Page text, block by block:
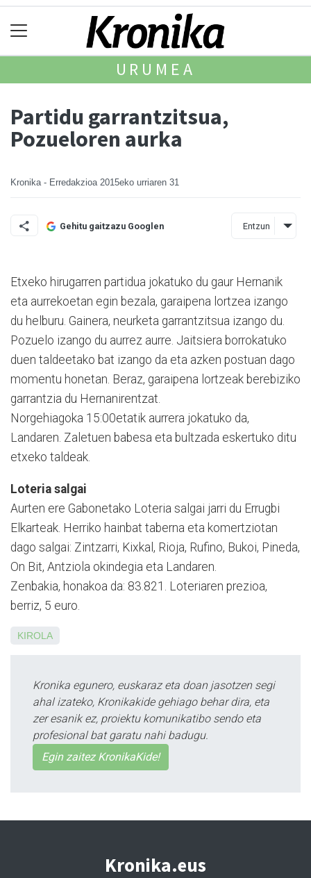
URUMEA
Partidu garrantzitsua,
Pozueloren aurka
Kronika - Erredakzioa 2015eko urriaren 31
Gehitu gaitzazu Googlen Entzun
Etxeko hirugarren partidua jokatuko du gaur Hernanik
eta aurrekoetan egin bezala, garaipena lortzea izango
du helburu. Gainera, neurketa garran­tzitsua izango du.
Pozuelo izango du aurrez aurre. Jaitsiera borrokatuko
duen taldeetako bat izango da eta azken postuan dago
momentu honetan. Beraz, garaipena lortzeak berebiziko
garrantzia du Herna­nirentzat.
Norgehiagoka 15:00etatik aurrera jokatuko da,
Landaren. Zaletuen babesa eta bultzada eskertuko ditu
etxeko taldeak.
Loteria salgai
Aurten ere Gabonetako Loteria salgai jarri du Errugbi
Elkarteak. Herriko hainbat taberna eta komertziotan
dago salgai: Zintzarri, Kixkal, Rioja, Rufino, Bukoi, Pineda,
On Bit, Antziola okindegia eta Lan­daren.
Zenbakia, honakoa da: 83.821. Loteriaren prezioa,
berriz, 5 euro.
KIROLA
Kronika egunero, euskaraz eta doan jasotzen segi
ahal izateko, Kronikakide gehiago behar dira, eta
zer esanik ez, proiektu komunikatibo sendo eta
profesional bat garatu nahi badugu.
Egin zaitez KronikaKide!
Kronika.eus